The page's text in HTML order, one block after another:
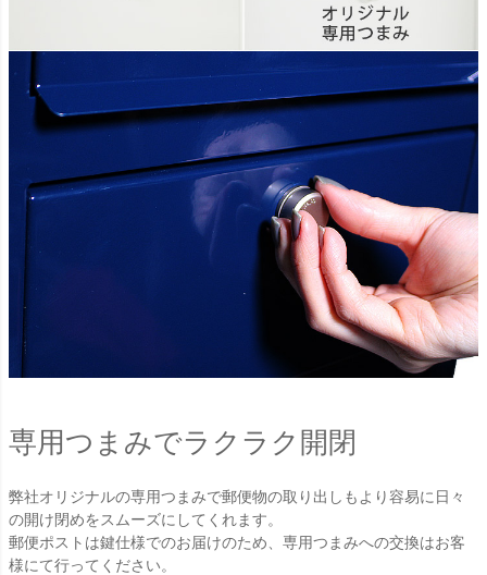
専用つまみでラクラク開閉
弊社オリジナルの専用つまみで郵便物の取り出しもより容易に日々
の開け閉めをスムーズにしてくれます。
郵便ポストは鍵仕様でのお届けのため、専用つまみへの交換はお客
様にて行ってください。